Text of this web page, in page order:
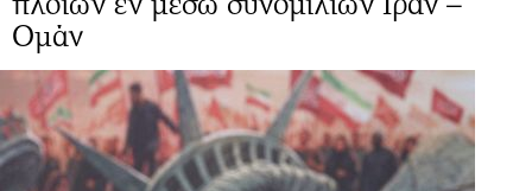
Ομάν